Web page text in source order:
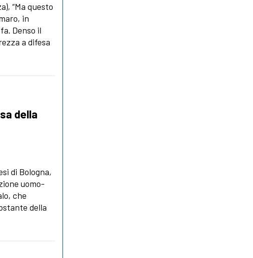
“Ma questo
in
Denso il
a difesa
della
di Bologna,
uomo-
che
della